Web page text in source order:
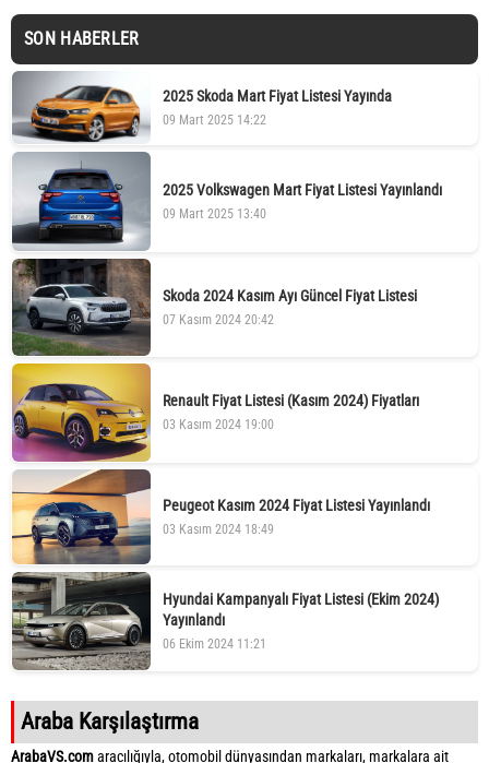
SON HABERLER
2025 Skoda Mart Fiyat Listesi Yayında
09 Mart 2025 14:22
2025 Volkswagen Mart Fiyat Listesi Yayınlandı
09 Mart 2025 13:40
Skoda 2024 Kasım Ayı Güncel Fiyat Listesi
07 Kasım 2024 20:42
Renault Fiyat Listesi (Kasım 2024) Fiyatları
03 Kasım 2024 19:00
Peugeot Kasım 2024 Fiyat Listesi Yayınlandı
03 Kasım 2024 18:49
Hyundai Kampanyalı Fiyat Listesi (Ekim 2024)
Yayınlandı
06 Ekim 2024 11:21
Araba Karşılaştırma
ArabaVS.comaracılığıyla, otomobil dünyasından markaları, markalara ait